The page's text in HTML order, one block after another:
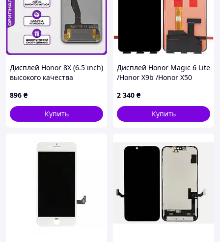
Дисплей Honor 8X (6.5 inch)
высокого качества
8Х
896 ₴
Купить
Дисплей Honor Magic 6 Lite
/Honor X9b /Honor X50
PRC
2 340 ₴
Купить